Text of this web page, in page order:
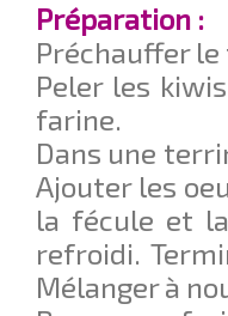
Préparation :
Préchauffer le
Peler les
farine.
Dans une
Ajouter les
la fécule et
refroidi.
Mélanger à